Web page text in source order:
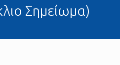
Σημείωμα)